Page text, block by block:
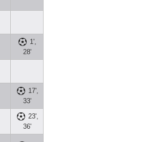
1',
28'
17',
33'
23',
36'